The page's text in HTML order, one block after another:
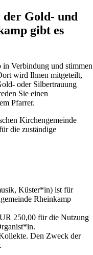
Gold- und
gibt es
in Verbindung und stimmen
wird Ihnen mitgeteilt,
oder Silbertrauung
Sie einen
Pfarrer.
Kirchengemeinde
die zuständige
Küster*in) ist für
Rheinkamp
250,00 für die Nutzung
Den Zweck der